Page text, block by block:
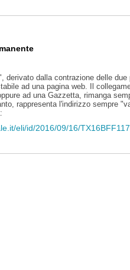
derivato dalla contrazione delle due
ad una pagina web. Il
ad una Gazzetta, rimanga
rappresenta l'indirizzo sempre
eli/id/2016/09/16/